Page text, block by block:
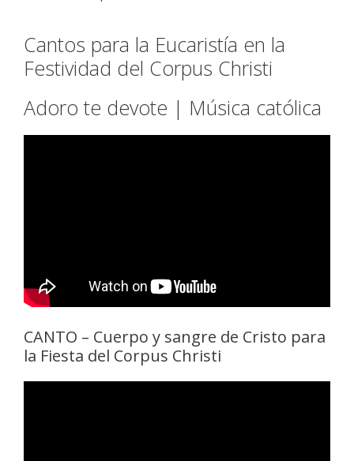
Cantos para la Eucaristía en la
Festividad del Corpus Christi
Adoro te devote | Música católica
CANTO – Cuerpo y sangre de Cristo para
la Fiesta del Corpus Christi